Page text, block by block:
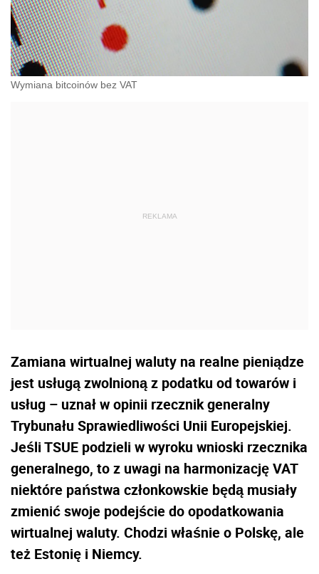
Wymiana bitcoinów bez VAT
Zamiana wirtualnej waluty na realne pieniądze
jest usługą zwolnioną z podatku od towarów i
usług – uznał w opinii rzecznik generalny
Trybunału Sprawiedliwości Unii Europejskiej.
Jeśli TSUE podzieli w wyroku wnioski rzecznika
generalnego, to z uwagi na harmonizację VAT
niektóre państwa członkowskie będą musiały
zmienić swoje podejście do opodatkowania
wirtualnej waluty. Chodzi właśnie o Polskę, ale
też Estonię i Niemcy.